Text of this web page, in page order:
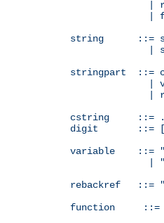
|
string      ::=
|
stringpart  ::=
|
cstring     ::=
digit       ::=
variable    ::= "
              | "
rebackref   ::= "
function     ::=